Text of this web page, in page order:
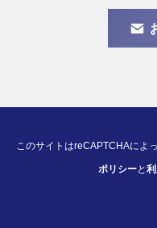
このサイトはreCAPTCHAによ
ポリシーと